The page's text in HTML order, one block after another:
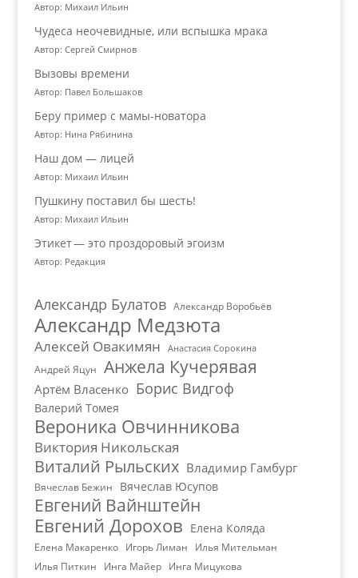
Автор: Михаил Ильин
Чудеса неочевидные, или вспышка мрака
Автор: Сергей Смирнов
Вызовы времени
Автор: Павел Большаков
Беру пример с мамы-новатора
Автор: Нина Рябинина
Наш дом — лицей
Автор: Михаил Ильин
Пушкину поставил бы шесть!
Автор: Михаил Ильин
Этикет — это проздоровый эгоизм
Автор: Редакция
Александр Булатов Александр Воробьёв
Александр Медзюта
Алексей Овакимян Анастасия Сорокина
Андрей Яцун Анжела Кучерявая
Артём Власенко Борис Видгоф
Валерий Томея
Вероника Овчинникова
Виктория Никольская
Виталий Рыльских Владимир Гамбург
Вячеслав Бежин Вячеслав Юсупов
Евгений Вайнштейн
Евгений Дорохов Елена Коляда
Елена Макаренко Игорь Лиман
Илья Мительман
Илья Питкин
Инга Майер Инга Мицукова